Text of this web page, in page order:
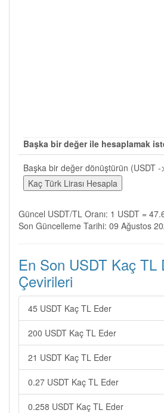
Başka bir değer ile hesaplamak
Başka bir değer dönüştürün (USDT -
Güncel USDT/TL Oranı: 1 USDT =
Son Güncelleme Tarihi: 09 Ağustos
En Son USDT Kaç TL
Çevirileri
45 USDT Kaç TL Eder
200 USDT Kaç TL Eder
21 USDT Kaç TL Eder
0.27 USDT Kaç TL Eder
0.258 USDT Kaç TL Eder